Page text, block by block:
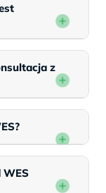
z
WES